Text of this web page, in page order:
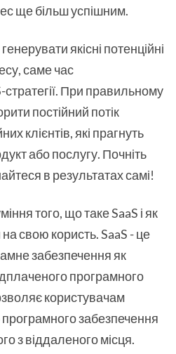
ще більш успішним.
якісні потенційні
саме час
стратегії. При правильному
постійний потік
клієнтів, які прагнуть
або послугу. Почніть
в результатах самі!
того, що таке SaaS і як
свою користь. SaaS - це
забезпечення як
програмного
користувачам
забезпечення
з віддаленого місця.